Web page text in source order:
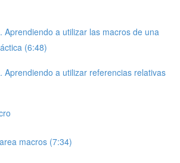
Aprendiendo a utilizar las macros de una
(6:48)
Aprendiendo a utilizar referencias relativas
macros (7:34)